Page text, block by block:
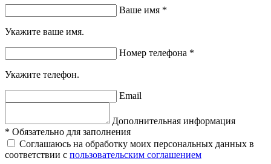
Ваше имя *
Укажите ваше имя.
Номер телефона *
Укажите телефон.
Email
Дополнительная информация
* Обязательно для заполнения
Соглашаюсь на обработку моих персональных данных в
соответствии с пользовательским соглашением